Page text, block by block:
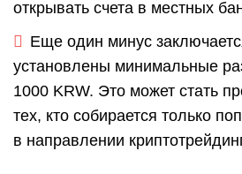
открывать счета в местных
Еще один минус
установлены минимальные
1000 KRW. Это может стать
тех, кто собирается только
в направлении